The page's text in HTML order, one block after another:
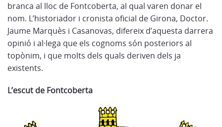
branca al lloc de Fontcoberta, al qual varen donar el
nom. L’historiador i cronista oficial de Girona, Doctor.
Jaume Marquès i Casanovas, difereix d’aquesta darrera
opinió i al·lega que els cognoms són posteriors al
topònim, i que molts dels quals deriven dels ja
existents.
L’escut de Fontcoberta